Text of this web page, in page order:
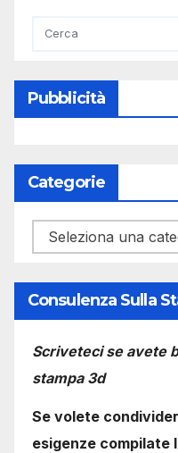
Pubblicità
Categorie
Categorie
Consulenza Sulla
Scriveteci se avete
stampa 3d
Se volete
esigenze compilate